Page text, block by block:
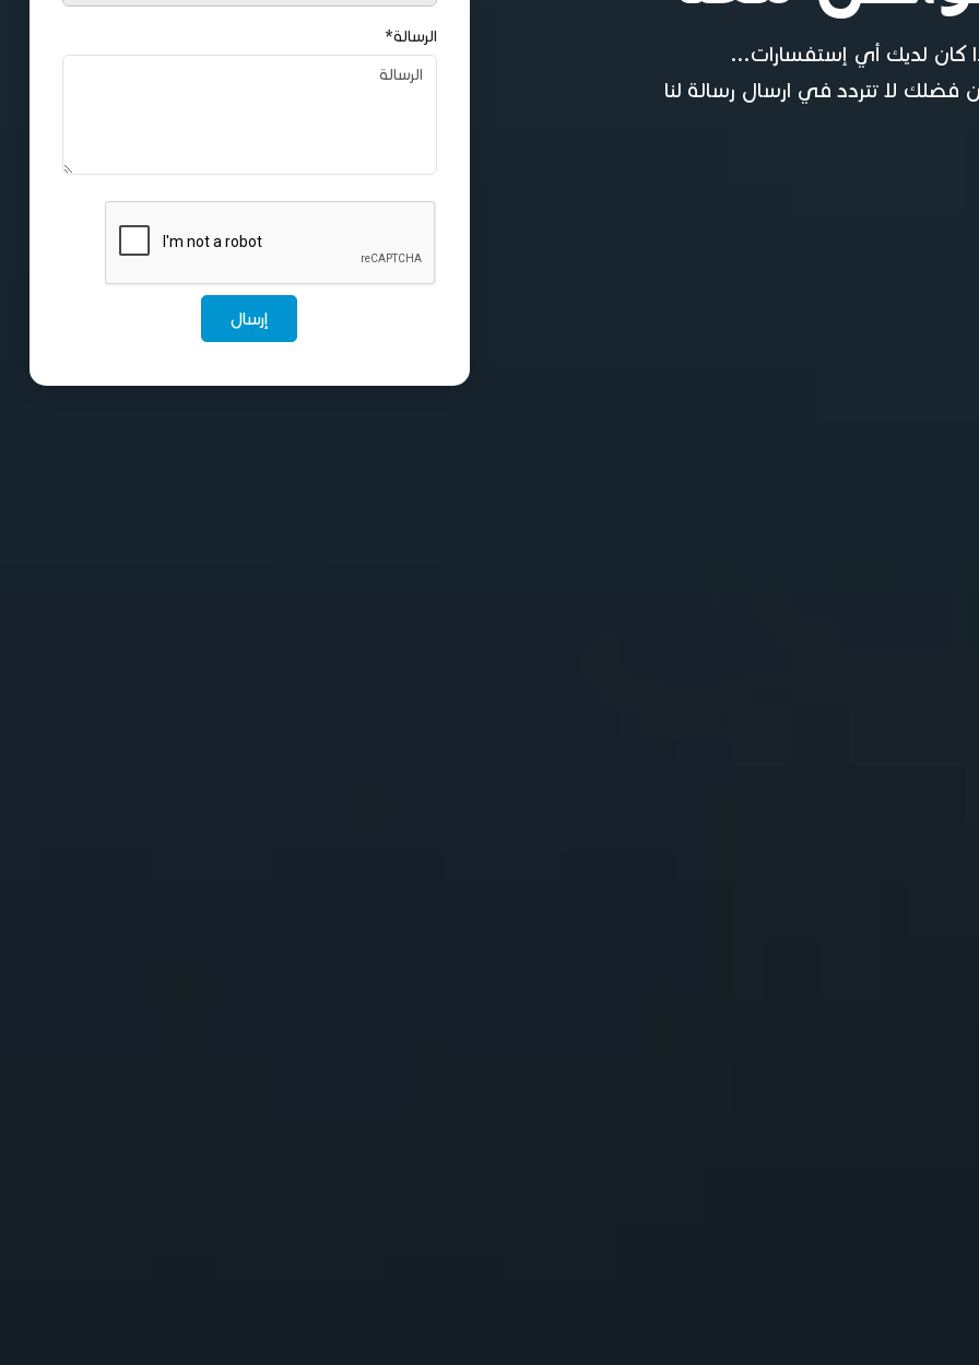
كان لديك أي إستفسارات...
فضلك لا تتردد في ارسال رسالة لنا
الرسالة*
إرسال